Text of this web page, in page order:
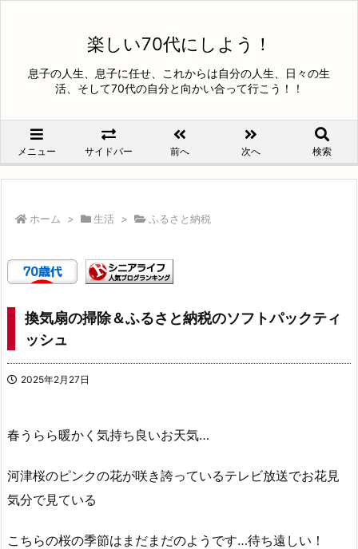
楽しい70代にしよう！
息子の人生、息子に任せ、これからは自分の人生、日々の生
活、そして70代の自分と向かい合って行こう！！
メニュー サイドバー 前へ 次へ 検索
ホーム > 生活 > ふるさと納税
換気扇の掃除＆ふるさと納税のソフトパックティ
ッシュ
2025年2月27日
春うらら暖かく気持ち良いお天気…
河津桜のピンクの花が咲き誇っているテレビ放送でお花見
気分で見ている
こちらの桜の季節はまだまだのようです…待ち遠しい！